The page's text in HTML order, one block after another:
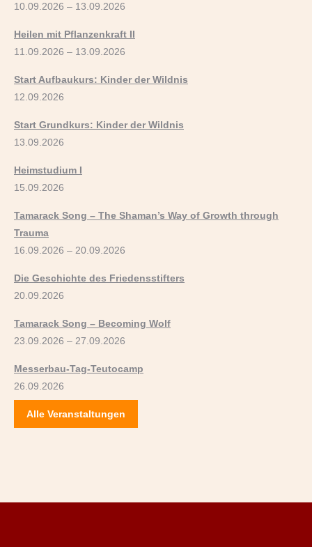
10.09.2026 – 13.09.2026
Heilen mit Pflanzenkraft II
11.09.2026 – 13.09.2026
Start Aufbaukurs: Kinder der Wildnis
12.09.2026
Start Grundkurs: Kinder der Wildnis
13.09.2026
Heimstudium I
15.09.2026
Tamarack Song – The Shaman’s Way of Growth through
Trauma
16.09.2026 – 20.09.2026
Die Geschichte des Friedensstifters
20.09.2026
Tamarack Song – Becoming Wolf
23.09.2026 – 27.09.2026
Messerbau-Tag-Teutocamp
26.09.2026
Alle Veranstaltungen